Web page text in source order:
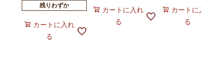
残りわずか
カートに入れ
る
カートに入れ
る
カートに入れ
る